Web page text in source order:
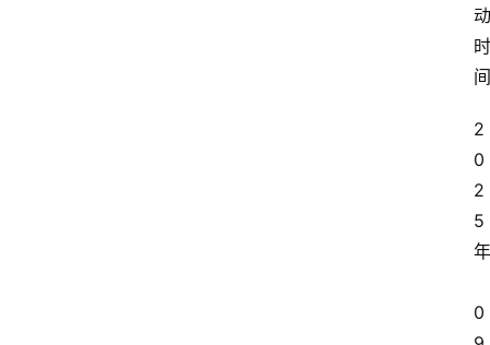
动
时
间
2
0
2
5
年
0